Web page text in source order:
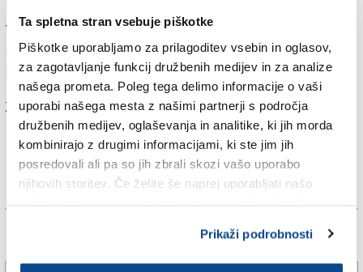
Ta spletna stran vsebuje piškotke
Piškotke uporabljamo za prilagoditev vsebin in oglasov,
za zagotavljanje funkcij družbenih medijev in za analize
našega prometa. Poleg tega delimo informacije o vaši
uporabi našega mesta z našimi partnerji s področja
družbenih medijev, oglaševanja in analitike, ki jih morda
kombinirajo z drugimi informacijami, ki ste jim jih
posredovali ali pa so jih zbrali skozi vašo uporabo
njihovih storitev. Če želite še naprej uporabljati našo
Prikaži podrobnosti
točeno pivo. Dokazali bomo, da je hrana brez glutena
prav tako dobra kot navadna,« pravi kuharica
Eleonora Franco.
Za branje in pisanje komentarjevje potrebna prijava